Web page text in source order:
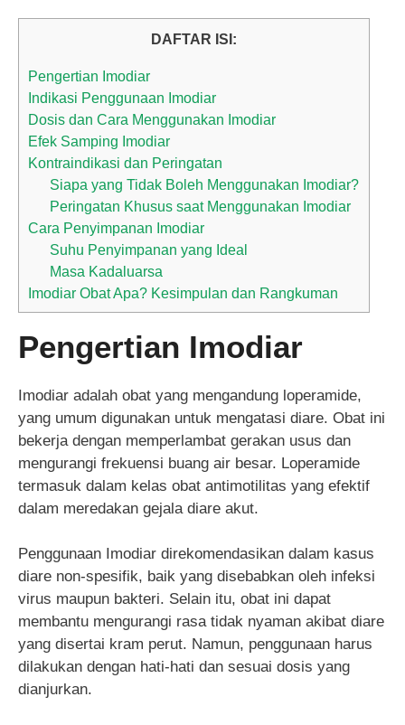
DAFTAR ISI:
Pengertian Imodiar
Indikasi Penggunaan Imodiar
Dosis dan Cara Menggunakan Imodiar
Efek Samping Imodiar
Kontraindikasi dan Peringatan
Siapa yang Tidak Boleh Menggunakan Imodiar?
Peringatan Khusus saat Menggunakan Imodiar
Cara Penyimpanan Imodiar
Suhu Penyimpanan yang Ideal
Masa Kadaluarsa
Imodiar Obat Apa? Kesimpulan dan Rangkuman
Pengertian Imodiar
Imodiar adalah obat yang mengandung loperamide,
yang umum digunakan untuk mengatasi diare. Obat ini
bekerja dengan memperlambat gerakan usus dan
mengurangi frekuensi buang air besar. Loperamide
termasuk dalam kelas obat antimotilitas yang efektif
dalam meredakan gejala diare akut.
Penggunaan Imodiar direkomendasikan dalam kasus
diare non-spesifik, baik yang disebabkan oleh infeksi
virus maupun bakteri. Selain itu, obat ini dapat
membantu mengurangi rasa tidak nyaman akibat diare
yang disertai kram perut. Namun, penggunaan harus
dilakukan dengan hati-hati dan sesuai dosis yang
dianjurkan.